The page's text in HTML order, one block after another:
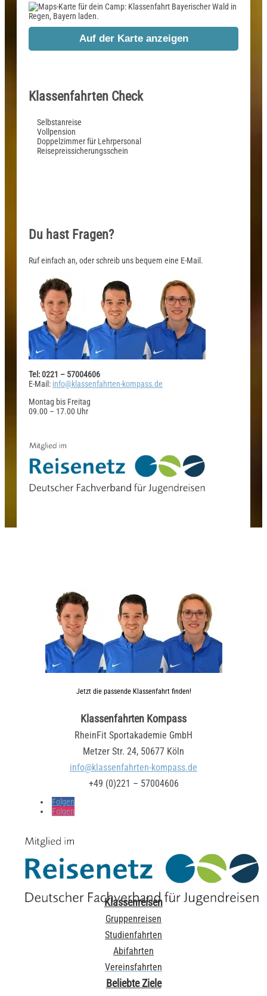
Auf der Karte anzeigen
Klassenfahrten Check
Selbstanreise
Vollpension
Doppelzimmer für Lehrpersonal
Reisepreissicherungsschein
Du hast Fragen?
Ruf einfach an, oder schreib uns bequem eine E-Mail.
Tel: 0221 – 57004606
E-Mail: info@klassenfahrten-kompass.de
Montag bis Freitag
09.00 – 17.00 Uhr
Jetzt die passende Klassenfahrt finden!
Klassenfahrten Kompass
RheinFit Sportakademie GmbH
Metzer Str. 24, 50677 Köln
info@klassenfahrten-kompass.de
+49 (0)221 – 57004606
Folgen
Folgen
Klassenreisen
Gruppenreisen
Studienfahrten
Abifahrten
Vereinsfahrten
Beliebte Ziele